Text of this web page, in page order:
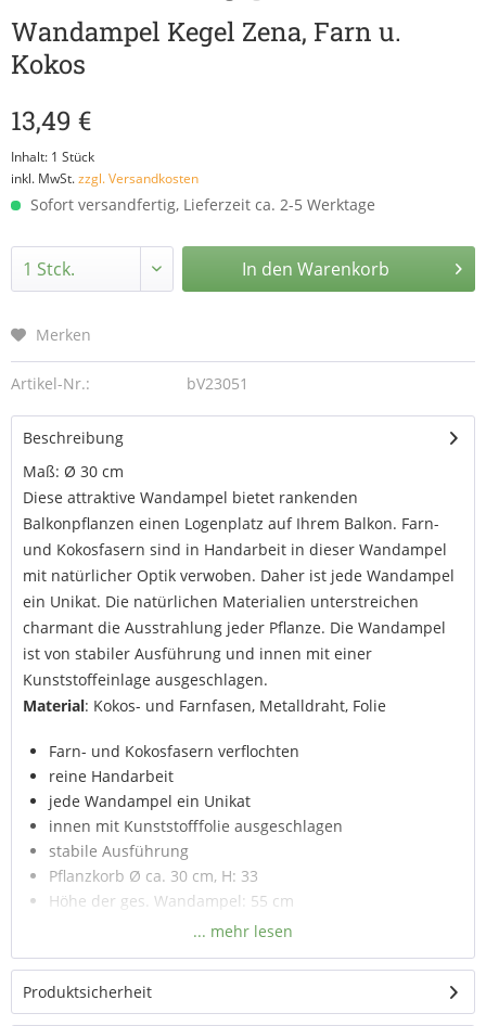
Wandampel Kegel Zena, Farn u.
Kokos
13,49 €
Inhalt: 1 Stück
inkl. MwSt.zzgl. Versandkosten
Sofort versandfertig, Lieferzeit ca. 2-5 Werktage
In denWarenkorb
Merken
Artikel-Nr.: bV23051
Beschreibung
Maß: Ø 30 cm
Diese attraktive Wandampel bietet rankenden
Balkonpflanzen einen Logenplatz auf Ihrem Balkon. Farn-
und Kokosfasern sind in Handarbeit in dieser Wandampel
mit natürlicher Optik verwoben. Daher ist jede Wandampel
ein Unikat. Die natürlichen Materialien unterstreichen
charmant die Ausstrahlung jeder Pflanze. Die Wandampel
ist von stabiler Ausführung und innen mit einer
Kunststoffeinlage ausgeschlagen.
Material: Kokos- und Farnfasen, Metalldraht, Folie
Farn- und Kokosfasern verflochten
reine Handarbeit
jede Wandampel ein Unikat
innen mit Kunststofffolie ausgeschlagen
stabile Ausführung
Pflanzkorb Ø ca. 30 cm, H: 33
Höhe der ges. Wandampel: 55 cm
Produktsicherheit